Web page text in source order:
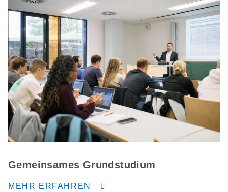
Gemeinsames Grundstudium
MEHR ERFAHREN